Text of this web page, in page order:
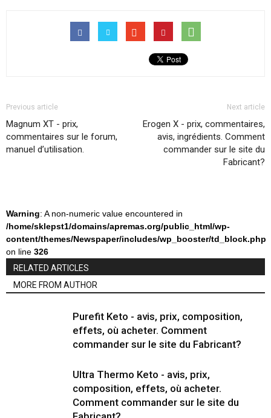
Previous article
Magnum XT - prix,
commentaires sur le forum,
manuel d’utilisation.
Next article
Erogen X - prix, commentaires,
avis, ingrédients. Comment
commander sur le site du
Fabricant?
Warning: A non-numeric value encountered in
/home/sklepst1/domains/apremas.org/public_html/wp-
content/themes/Newspaper/includes/wp_booster/td_block.php
on line 326
RELATED ARTICLES
MORE FROM AUTHOR
Purefit Keto - avis, prix, composition,
effets, où acheter. Comment
commander sur le site du Fabricant?
Ultra Thermo Keto - avis, prix,
composition, effets, où acheter.
Comment commander sur le site du